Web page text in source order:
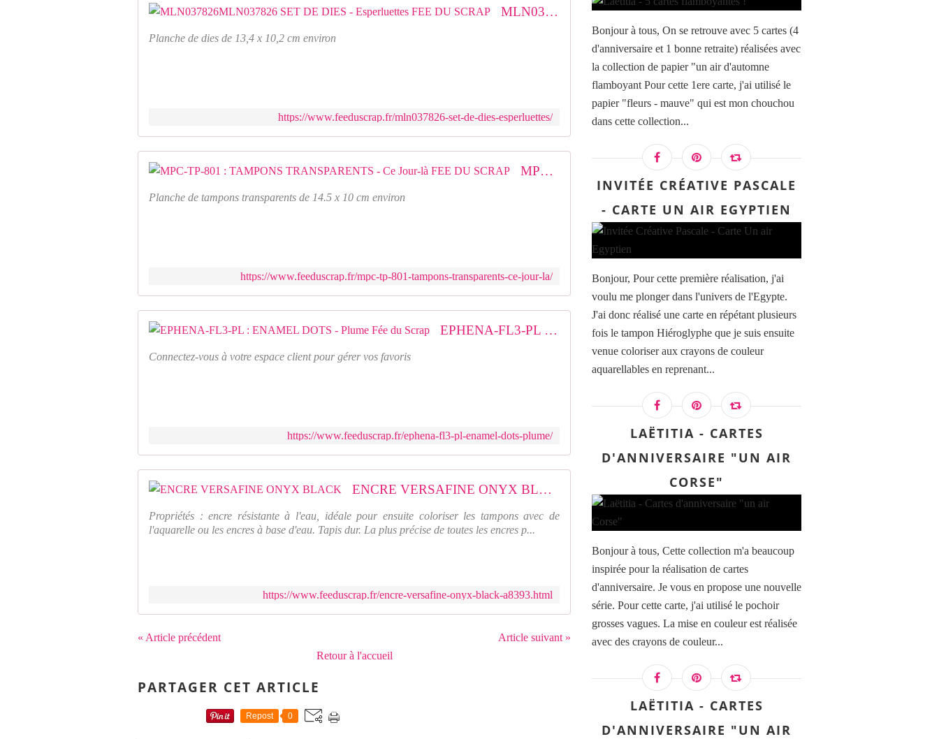
MLN037826MLN037826 SET DE DIES - Esperluettes FEE DU SCRAP
Planche de dies de 13,4 x 10,2 cm environ
https://www.feeduscrap.fr/mln037826-set-de-dies-esperluettes/
MPC-TP-801 : TAMPONS TRANSPARENTS - Ce Jour-là FEE DU SCRAP
Planche de tampons transparents de 14.5 x 10 cm environ
https://www.feeduscrap.fr/mpc-tp-801-tampons-transparents-ce-jour-la/
EPHENA-FL3-PL : ENAMEL DOTS - Plume Fée du Scrap
Connectez-vous à votre espace client pour gérer vos favoris
https://www.feeduscrap.fr/ephena-fl3-pl-enamel-dots-plume/
ENCRE VERSAFINE ONYX BLACK
Propriétés : encre résistante à l'eau, idéale pour ensuite coloriser les tampons avec de
l'aquarelle ou les encres à base d'eau. Tapis dur. La plus précise de toutes les encres p...
https://www.feeduscrap.fr/encre-versafine-onyx-black-a8393.html
« Article précédent
Article suivant »
Retour à l'accueil
PARTAGER CET ARTICLE
Repost 0
Bonjour à tous, On se retrouve avec 5 cartes (4
d'anniversaire et 1 bonne retraite) réalisées avec
la collection de papier "un air d'automne
flamboyant Pour cette 1ere carte, j'ai utilisé le
papier "fleurs - mauve" qui est mon chouchou
dans cette collection...
INVITÉE CRÉATIVE PASCALE
- CARTE UN AIR EGYPTIEN
Bonjour, Pour cette première réalisation, j'ai
voulu me plonger dans l'univers de l'Egypte.
J'ai donc réalisé une carte en répétant plusieurs
fois le tampon Hiéroglyphe que je suis ensuite
venue coloriser aux crayons de couleur
aquarellables en reprenant...
LAËTITIA - CARTES
D'ANNIVERSAIRE "UN AIR
CORSE"
Bonjour à tous, Cette collection m'a beaucoup
inspirée pour la réalisation de cartes
d'anniversaire. Je vous en propose une nouvelle
série. Pour cette carte, j'ai utilisé le pochoir
grosses vagues. La mise en couleur est réalisée
avec des crayons de couleur...
LAËTITIA - CARTES
D'ANNIVERSAIRE "UN AIR